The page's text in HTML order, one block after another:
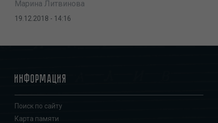
Марина Литвинова
19.12.2018 - 14:16
Информация
Поиск по сайту
Карта памяти